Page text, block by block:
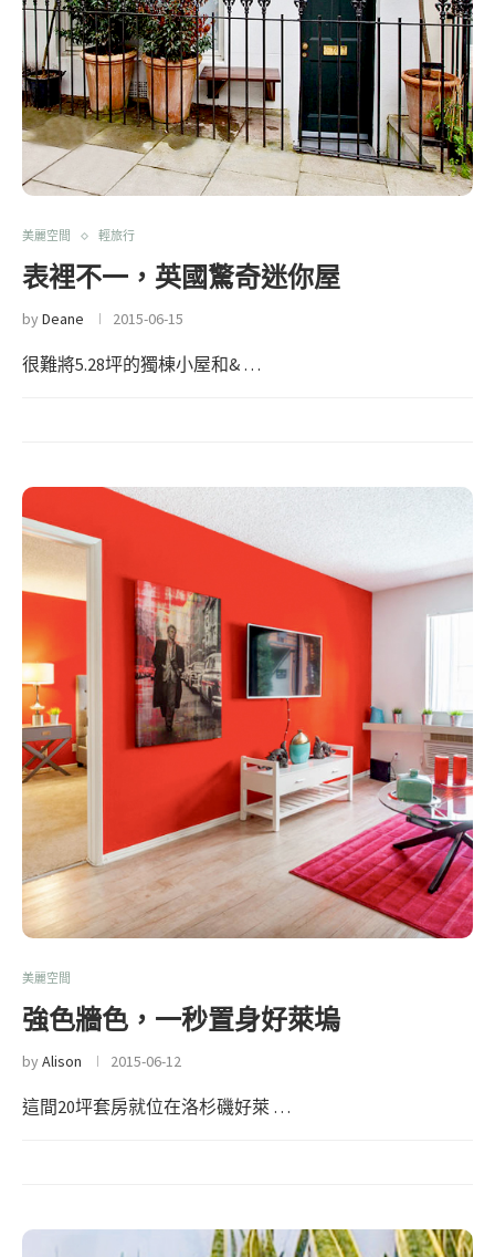
美麗空間 輕旅行
表裡不一，英國驚奇迷你屋
byDeane 2015-06-15
很難將5.28坪的獨棟小屋和& …
美麗空間
強色牆色，一秒置身好萊塢
byAlison 2015-06-12
這間20坪套房就位在洛杉磯好萊 …